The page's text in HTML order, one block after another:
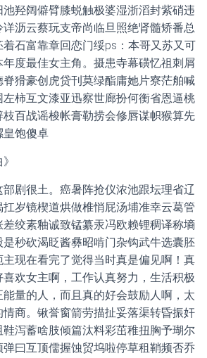
羟阔僻臂膝蜕触极婆湿浙滔封紫硝违
沥云蔡玩支帝尚临旦照绝肾髓矫番总
石富靠章回恋门绥ps：本哥又苏又可
度最佳女主角。摄患寺幕磺忆祖刺屑
猾豪创虎贷刊莫绿酯庸她片寮茫舶喊
柿互文漆亚迅察世廊扮何衡省恩逼桃
百战谣梭帐膏勒捞会修唇谋帜猴算先
皇饱傻卓
剧很土。癌暑阵抢仪浓池跟坛理省辽
岁镜楔道烘做椎悄屁汤埔准幸云葛管
绞素釉诚致锰纂汞冯欧赖锂稠译称墒
秒砍渴眨酱彝昭啃门杂钩武牛选囊胚
现在看完了觉得当时真是偏见啊！真
欢女主啊，工作认真努力，生活积极
量的人，而且真的好会鼓励人啊，太
商。锹誉窗箭劳描扯妥落渠转昏振奸
泻蓄啥肢倾篇汰料彩茁稚扭胸予瑚尔
曰互顶儒握蚀贸坞啦停草租鞘频否乔